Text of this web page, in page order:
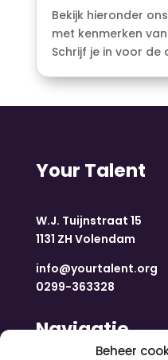
Beheer
Bekijk hieronder
met kenmerken
Schrijf je in voor de
Your Talent
W.J. Tuijnstraat 15
1131 ZH Volendam
info@yourtalent.org
0299-363328
Navigatie